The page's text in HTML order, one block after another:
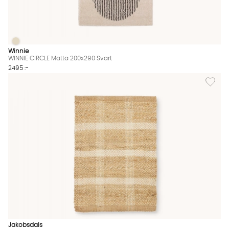
WINNIE CIRCLE Matta 200x290 Svart Finns även i dessa färger:
WINNIE CIRCLE Matta 200x290 Svart
Winnie
WINNIE CIRCLE Matta 200x290 Svart
2495 :-
Lägg
Jakobsdals